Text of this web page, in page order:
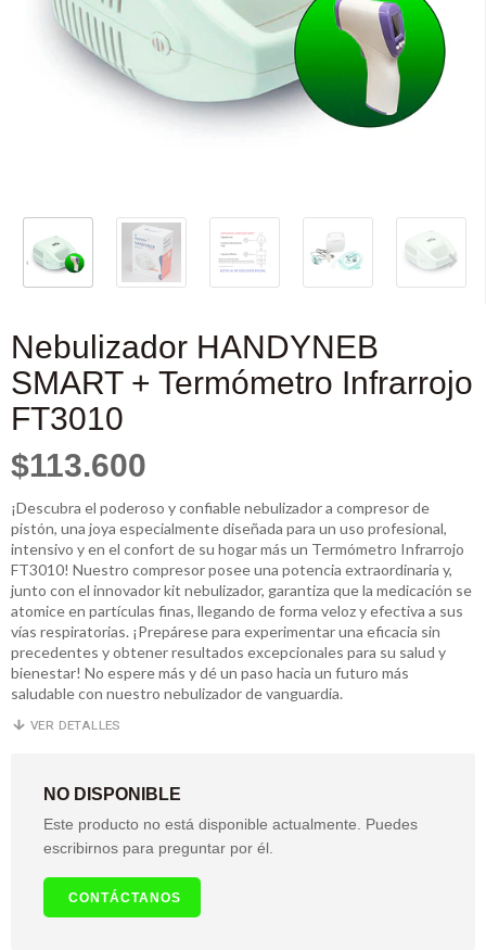
Nebulizador HANDYNEB
SMART + Termómetro Infrarrojo
FT3010
$113.600
¡Descubra el poderoso y confiable nebulizador a compresor de
pistón, una joya especialmente diseñada para un uso profesional,
intensivo y en el confort de su hogar más un Termómetro Infrarrojo
FT3010! Nuestro compresor posee una potencia extraordinaria y,
junto con el innovador kit nebulizador, garantiza que la medicación se
atomice en partículas finas, llegando de forma veloz y efectiva a sus
vías respiratorias. ¡Prepárese para experimentar una eficacia sin
precedentes y obtener resultados excepcionales para su salud y
bienestar! No espere más y dé un paso hacia un futuro más
saludable con nuestro nebulizador de vanguardia.
VER DETALLES
NO DISPONIBLE
Este producto no está disponible actualmente. Puedes
escribirnos para preguntar por él.
CONTÁCTANOS